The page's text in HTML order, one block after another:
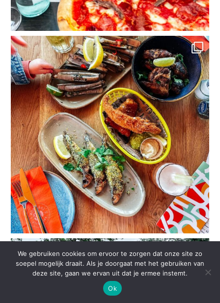
We gebruiken cookies om ervoor te zorgen dat onze site zo
soepel mogelijk draait. Als je doorgaat met het gebruiken van
deze site, gaan we ervan uit dat je ermee instemt.
Ok